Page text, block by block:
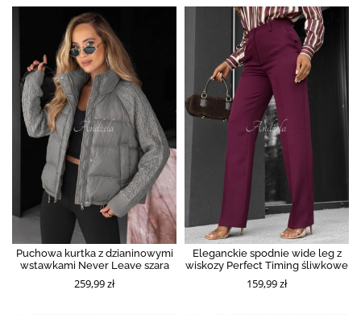
Puchowa kurtka z dzianinowymi
wstawkami Never Leave szara
259,99 zł
Eleganckie spodnie wide leg z
wiskozy Perfect Timing śliwkowe
159,99 zł